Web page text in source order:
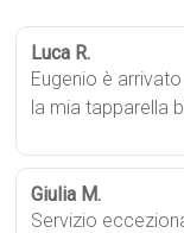
Luca R.
Eugenio è
la mia tapparella
Giulia M.
Servizio